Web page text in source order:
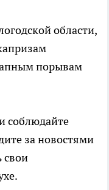
области,
порывам
соблюдайте
за новостями
свои